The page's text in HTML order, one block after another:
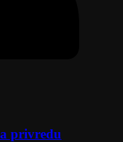
privredu